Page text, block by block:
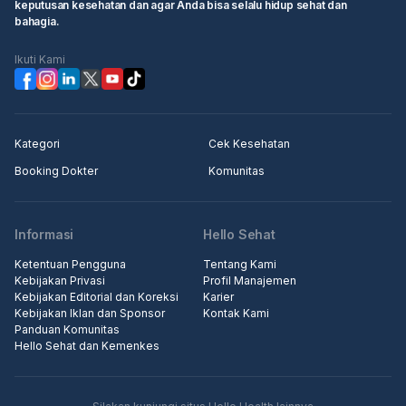
keputusan kesehatan dan agar Anda bisa selalu hidup sehat dan
bahagia.
Ikuti Kami
Kategori
Cek Kesehatan
Booking Dokter
Komunitas
Informasi
Ketentuan Pengguna
Kebijakan Privasi
Kebijakan Editorial dan Koreksi
Kebijakan Iklan dan Sponsor
Panduan Komunitas
Hello Sehat dan Kemenkes
Hello Sehat
Tentang Kami
Profil Manajemen
Karier
Kontak Kami